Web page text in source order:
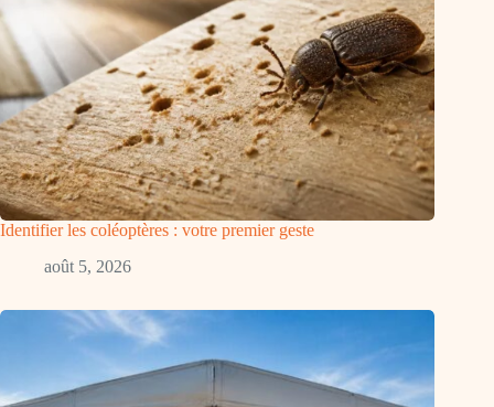
Identifier les coléoptères : votre premier geste
août 5, 2026